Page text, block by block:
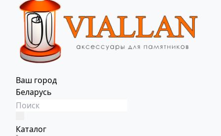
Ваш город
Беларусь
Каталог